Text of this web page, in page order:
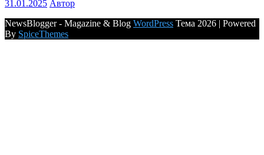
31.01.2025 Автор
NewsBlogger - Magazine & Blog WordPress Тема 2026 | Powered
By SpiceThemes